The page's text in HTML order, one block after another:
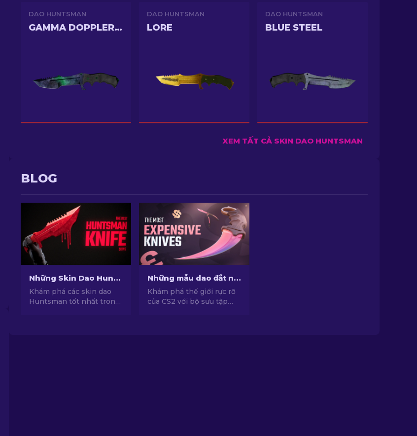
DAO HUNTSMAN
GAMMA DOPPLER PHASE 1
DAO HUNTSMAN
LORE
DAO HUNTSMAN
BLUE STEEL
XEM TẤT CẢ SKIN DAO HUNTSMAN
BLOG
Những Skin Dao Huntsman tốt nhất trong CS2 [2026]
Khám phá các skin dao
Huntsman tốt nhất trong
Những mẫu dao đắt nhất trong CS2 [2026]
Khám phá thế giới rực rỡ
của CS2 với bộ sưu tập